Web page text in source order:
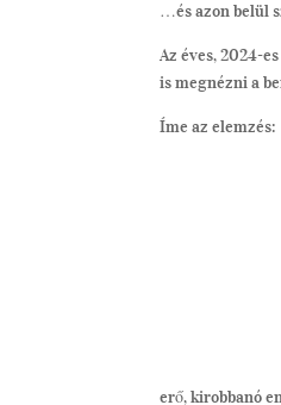
…és azon belül
Az éves, 2024-
is megnézni a
Íme az elemzés:
erő, kirobbanó